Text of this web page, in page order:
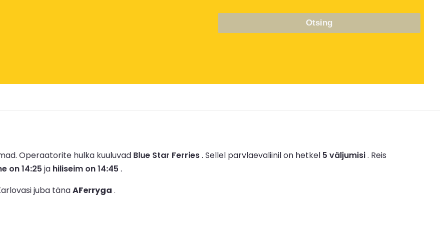
Otsing
Operaatorite hulka kuuluvad Blue Star Ferries. Sellel parvlaevaliinil on hetkel 5 väljumisi. Reis
on 14:25 ja hiliseim on 14:45 .
juba tänaAFerryga .